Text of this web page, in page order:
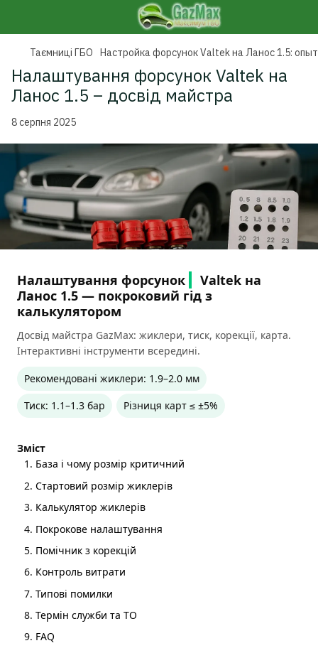
Таємниці ГБО Настройка форсунок Valtek на Ланос 1.5:
Налаштування форсунок Valtek на
Ланос 1.5 – досвід майстра
8 серпня 2025
Налаштування форсунок Valtek на
Ланос 1.5 — покроковий гід з
калькулятором
Досвід майстра GazMax: жиклери, тиск, корекції, карта.
Інтерактивні інструменти всередині.
Рекомендовані жиклери: 1.9–2.0 мм
Тиск: 1.1–1.3 бар
Різниця карт ≤ ±5%
Зміст
База і чому розмір критичний
Стартовий розмір жиклерів
Калькулятор жиклерів
Покрокове налаштування
Помічник з корекцій
Контроль витрати
Типові помилки
Термін служби та ТО
FAQ